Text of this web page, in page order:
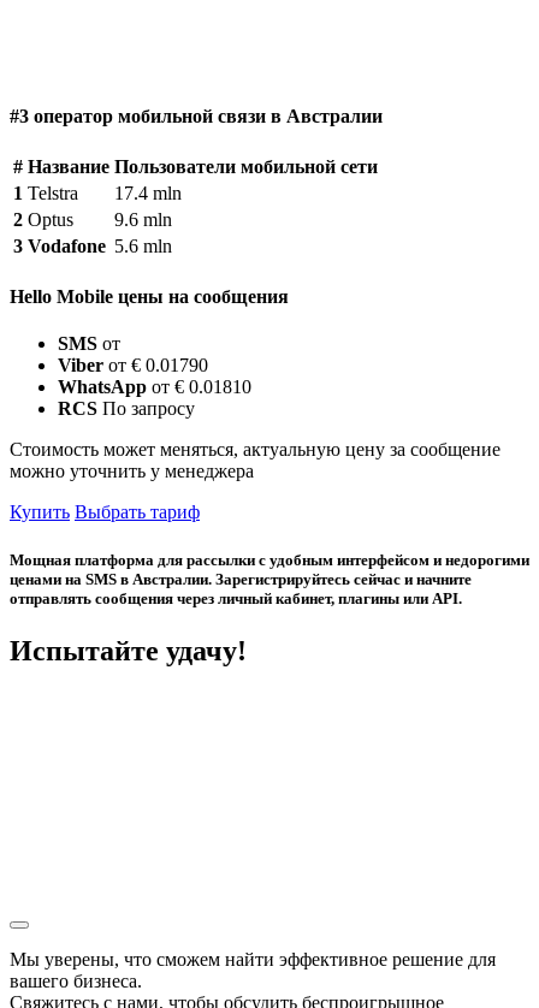
#3 оператор мобильной связи в Австралии
# Название Пользователи мобильной сети
1 Telstra
17.4 mln
2 Optus
9.6 mln
3 Vodafone 5.6 mln
Hello Mobile цены на сообщения
SMS от
Viber от € 0.01790
WhatsApp от € 0.01810
RCS По запросу
Стоимость может меняться, актуальную цену за сообщение
можно уточнить у менеджера
Купить Выбрать тариф
Мощная платформа для рассылки с удобным интерфейсом и недорогими
ценами на SMS в Австралии. Зарегистрируйтесь сейчас и начните
отправлять сообщения через личный кабинет, плагины или API.
Испытайте удачу!
Мы уверены, что сможем найти эффективное решение для
вашего бизнеса.
Свяжитесь с нами, чтобы обсудить беспроигрышное